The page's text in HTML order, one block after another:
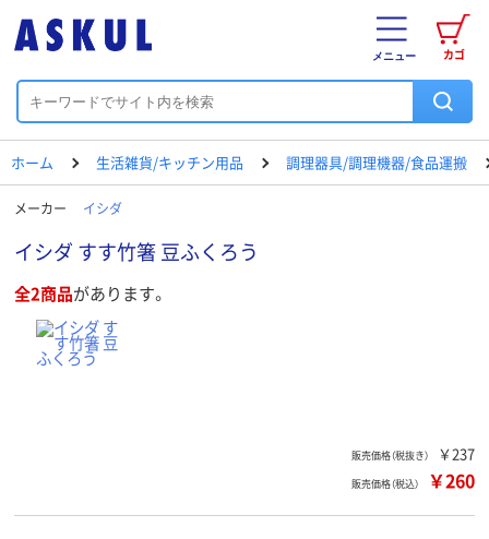
カゴ
メニュー
ホーム 生活雑貨/キッチン用品 調理器具/調理機器/食品運搬
メーカー イシダ
イシダ すす竹箸 豆ふくろう
全2商品があります。
販売価格（税抜き） ￥237
販売価格（税込） ￥260